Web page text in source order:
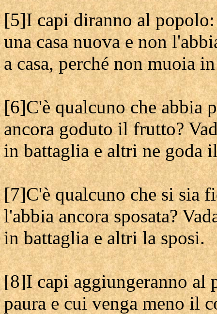
[5]I capi diranno al
una casa nuova e non
a casa, perché non muoia
[6]C'è qualcuno che abbia
ancora goduto il frutto?
in battaglia e altri ne goda
[7]C'è qualcuno che si sia
l'abbia ancora sposata?
in battaglia e altri la sposi.
[8]I capi aggiungeranno al
paura e cui venga meno il